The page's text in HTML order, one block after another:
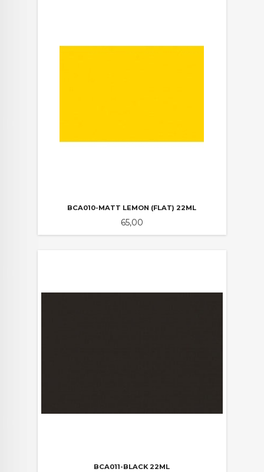
BCA010-MATT LEMON (FLAT) 22ML
Pris
65,00
BCA011-BLACK 22ML